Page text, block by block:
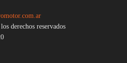
derechos reservados